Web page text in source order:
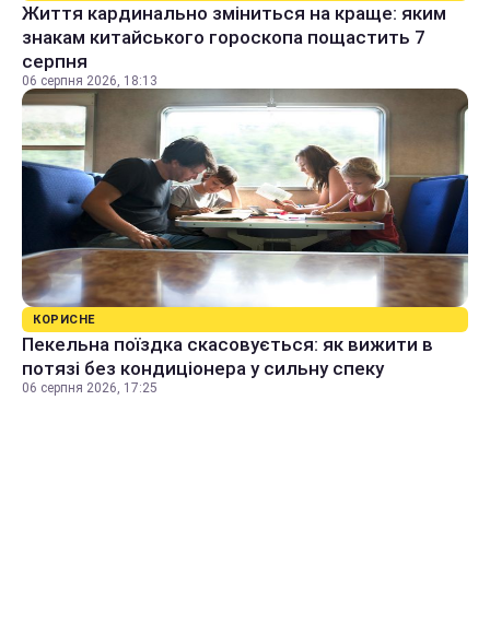
Життя кардинально зміниться на краще: яким
знакам китайського гороскопа пощастить 7
серпня
06 серпня 2026, 18:13
КОРИСНЕ
Пекельна поїздка скасовується: як вижити в
потязі без кондиціонера у сильну спеку
06 серпня 2026, 17:25